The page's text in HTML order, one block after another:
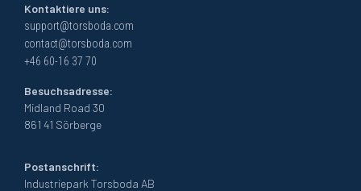
Kontaktiere uns:
support@torsboda.com
contact@torsboda.com
+46 60-16 37 70
Besuchsadresse:
Midland Road 30
861 41 Sörberge
Postanschrift:
Industriepark Torsboda AB